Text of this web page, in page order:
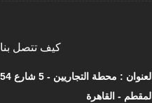
كيف تتصل بنا
المقطم - القاهرة